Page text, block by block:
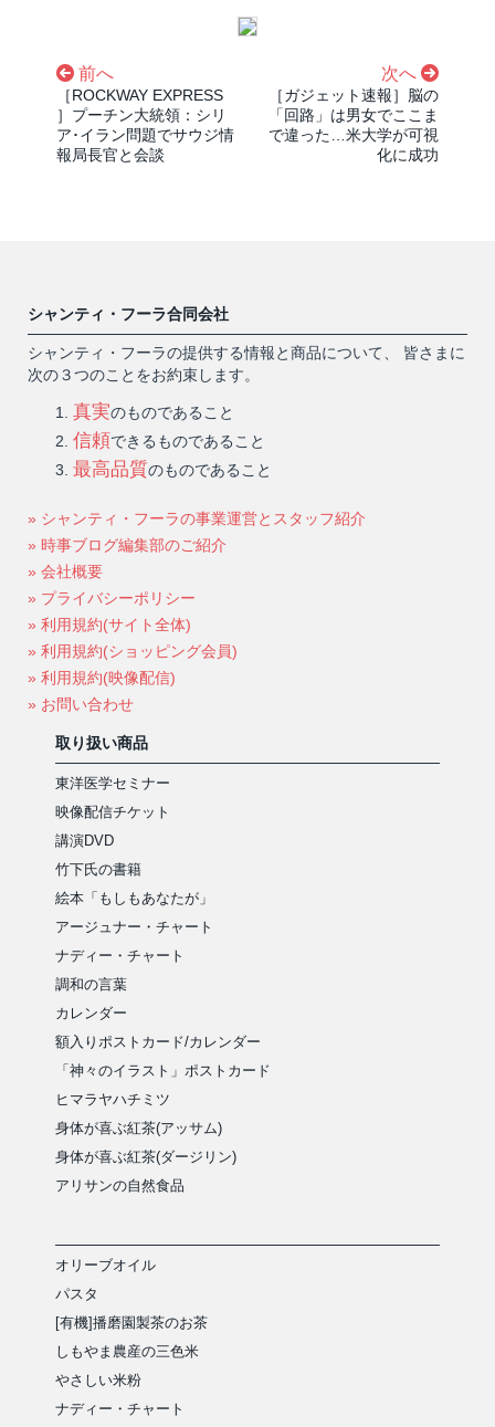
前へ
［ROCKWAY EXPRESS
］プーチン大統領：シリ
ア･イラン問題でサウジ情
報局長官と会談
次へ
［ガジェット速報］脳の
「回路」は男女でここま
で違った…米大学が可視
化に成功
シャンティ・フーラ合同会社
シャンティ・フーラの提供する情報と商品について、 皆さまに
次の３つのことをお約束します。
真実のものであること
信頼できるものであること
最高品質のものであること
» シャンティ・フーラの事業運営とスタッフ紹介
» 時事ブログ編集部のご紹介
» 会社概要
» プライバシーポリシー
» 利用規約(サイト全体)
» 利用規約(ショッピング会員)
» 利用規約(映像配信)
» お問い合わせ
取り扱い商品
東洋医学セミナー
映像配信チケット
講演DVD
竹下氏の書籍
絵本「もしもあなたが」
アージュナー・チャート
ナディー・チャート
調和の言葉
カレンダー
額入りポストカード/カレンダー
「神々のイラスト」ポストカード
ヒマラヤハチミツ
身体が喜ぶ紅茶(アッサム)
身体が喜ぶ紅茶(ダージリン)
アリサンの自然食品
オリーブオイル
パスタ
[有機]播磨園製茶のお茶
しもやま農産の三色米
やさしい米粉
ナディー・チャート